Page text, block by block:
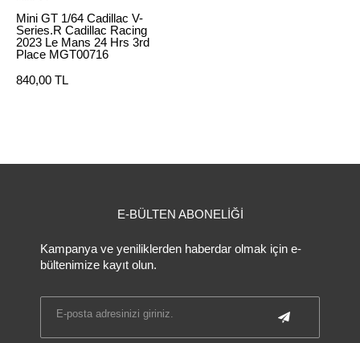
Mini GT 1/64 Cadillac V-
Series.R Cadillac Racing
2023 Le Mans 24 Hrs 3rd
Place MGT00716
840,00 TL
E-BÜLTEN ABONELİĞİ
Kampanya ve yeniliklerden haberdar olmak için e-
bültenimize kayıt olun.